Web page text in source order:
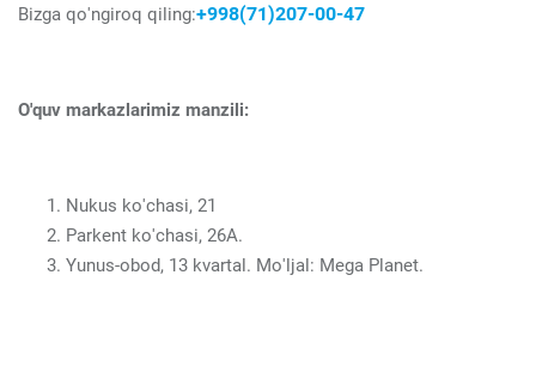
Bizga qo'ngiroq qiling:+998(71)207-00-47
O'quv markazlarimiz manzili:
Nukus ko'chasi, 21
Parkent ko'chasi, 26A.
Yunus-obod, 13 kvartal. Mo'ljal: Mega Planet.